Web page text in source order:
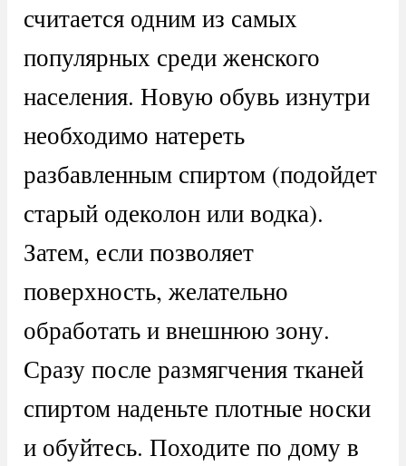
считается одним из самых
популярных среди женского
населения. Новую обувь изнутри
необходимо натереть
разбавленным спиртом (подойдет
старый одеколон или водка).
Затем, если позволяет
поверхность, желательно
обработать и внешнюю зону.
Сразу после размягчения тканей
спиртом наденьте плотные носки
и обуйтесь. Походите по дому в